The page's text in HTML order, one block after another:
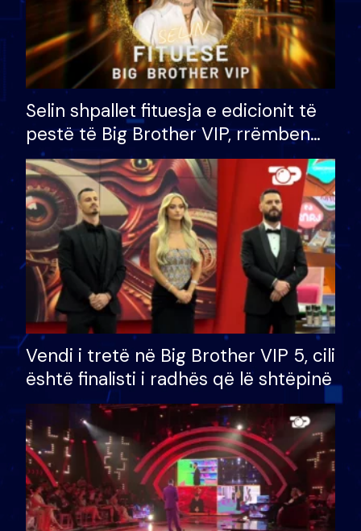
Selin shpallet fituesja e edicionit të
pestë të Big Brother VIP, rrëmben
çmimin e madh prej 100 mijë eurosh
Vendi i tretë në Big Brother VIP 5, cili
është finalisti i radhës që lë shtëpinë